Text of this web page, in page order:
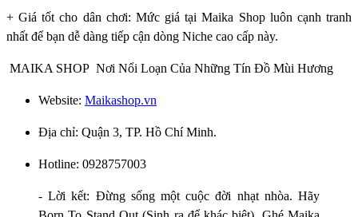
+ Giá tốt cho dân chơi: Mức giá tại Maika Shop luôn cạnh tranh
nhất để bạn dễ dàng tiếp cận dòng Niche cao cấp này.
MAIKA SHOP Nơi Nổi Loạn Của Những Tín Đồ Mùi Hương
Website: Maikashop.vn
Địa chỉ: Quận 3, TP. Hồ Chí Minh.
Hotline: 0928757003
- Lời kết: Đừng sống một cuộc đời nhạt nhòa. Hãy